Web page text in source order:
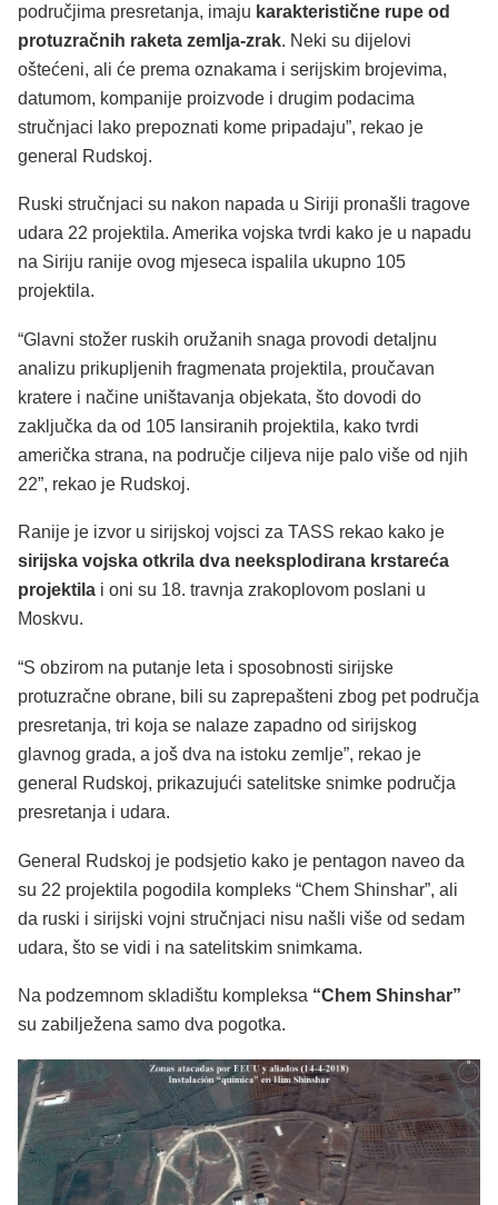
područjima presretanja, imaju karakteristične rupe od
protuzračnih raketa zemlja-zrak. Neki su dijelovi
oštećeni, ali će prema oznakama i serijskim brojevima,
datumom, kompanije proizvode i drugim podacima
stručnjaci lako prepoznati kome pripadaju”, rekao je
general Rudskoj.
Ruski stručnjaci su nakon napada u Siriji pronašli tragove
udara 22 projektila. Amerika vojska tvrdi kako je u napadu
na Siriju ranije ovog mjeseca ispalila ukupno 105
projektila.
“Glavni stožer ruskih oružanih snaga provodi detaljnu
analizu prikupljenih fragmenata projektila, proučavan
kratere i načine uništavanja objekata, što dovodi do
zaključka da od 105 lansiranih projektila, kako tvrdi
američka strana, na područje ciljeva nije palo više od njih
22”, rekao je Rudskoj.
Ranije je izvor u sirijskoj vojsci za TASS rekao kako je
sirijska vojska otkrila dva neeksplodirana krstareća
projektila i oni su 18. travnja zrakoplovom poslani u
Moskvu.
“S obzirom na putanje leta i sposobnosti sirijske
protuzračne obrane, bili su zaprepašteni zbog pet područja
presretanja, tri koja se nalaze zapadno od sirijskog
glavnog grada, a još dva na istoku zemlje”, rekao je
general Rudskoj, prikazujući satelitske snimke područja
presretanja i udara.
General Rudskoj je podsjetio kako je pentagon naveo da
su 22 projektila pogodila kompleks “Chem Shinshar”, ali
da ruski i sirijski vojni stručnjaci nisu našli više od sedam
udara, što se vidi i na satelitskim snimkama.
Na podzemnom skladištu kompleksa “Chem Shinshar”
su zabilježena samo dva pogotka.